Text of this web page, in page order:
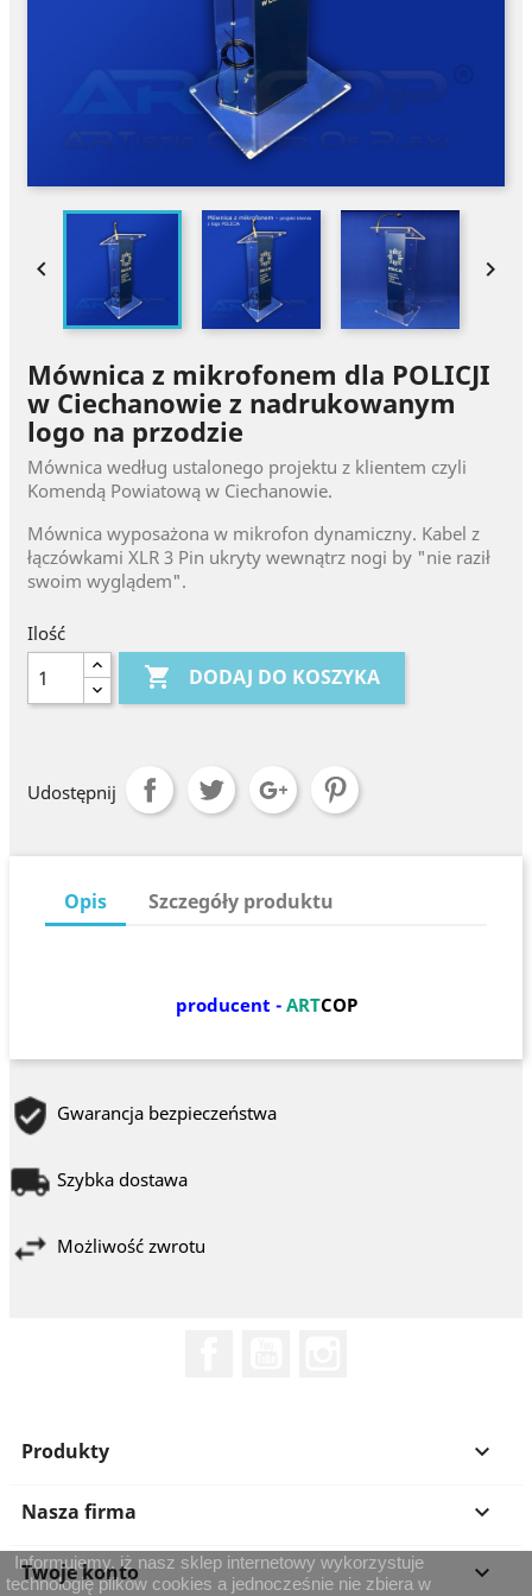
 
Mównica z mikrofonem dla POLICJI
w Ciechanowie z nadrukowanym
logo na przodzie
Mównica według ustalonego projektu z klientem czyli
Komendą Powiatową w Ciechanowie.
Mównica wyposażona w mikrofon dynamiczny. Kabel z
łączówkami XLR 3 Pin ukryty wewnątrz nogi by "nie raził
swoim wyglądem".
Ilość
 DODAJ DO KOSZYKA
Udostępnij
Opis Szczegóły produktu
producent - ARTCOP
Gwarancja bezpieczeństwa
Szybka dostawa
Możliwość zwrotu
Produkty 
Nasza firma 
Twoje konto 
Informujemy, iż nasz sklep internetowy wykorzystuje
technologię plików cookies a jednocześnie nie zbiera w